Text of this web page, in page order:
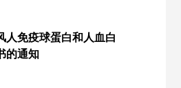
人免疫球蛋白和人血白
的通知